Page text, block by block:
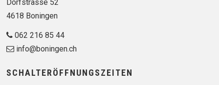
Dorfstrasse 52
4618 Boningen
062 216 85 44
info@boningen.ch
SCHALTERÖFFNUNGSZEITEN